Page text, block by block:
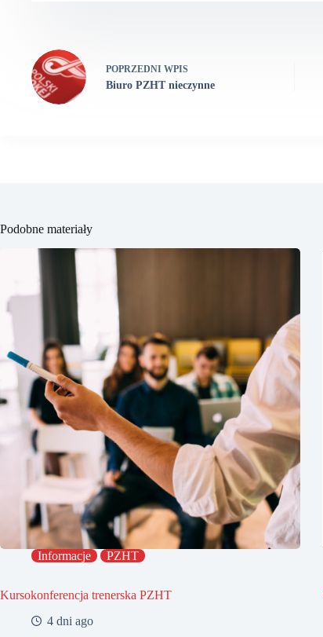
POPRZEDNI WPIS
Biuro PZHT nieczynne
Podobne materiały
Informacje PZHT
Kursokonferencja trenerska PZHT
4 dni ago